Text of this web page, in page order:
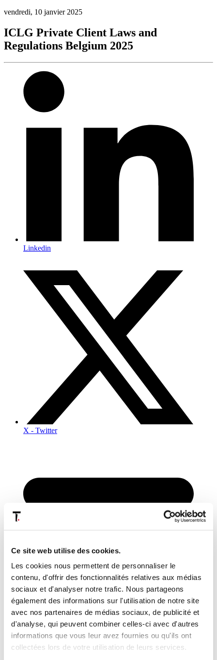
Ce site web utilise des cookies.
Les cookies nous permettent de personnaliser le
contenu, d'offrir des fonctionnalités relatives aux médias
sociaux et d'analyser notre trafic. Nous partageons
également des informations sur l'utilisation de notre site
avec nos partenaires de médias sociaux, de publicité et
d'analyse, qui peuvent combiner celles-ci avec d'autres
informations que vous leur avez fournies ou qu'ils ont
collectées lors de votre utilisation de leurs services.
vendredi, 10 janvier 2025
ICLG Private Client Laws and
Regulations Belgium 2025
Linkedin
X - Twitter
E-mail